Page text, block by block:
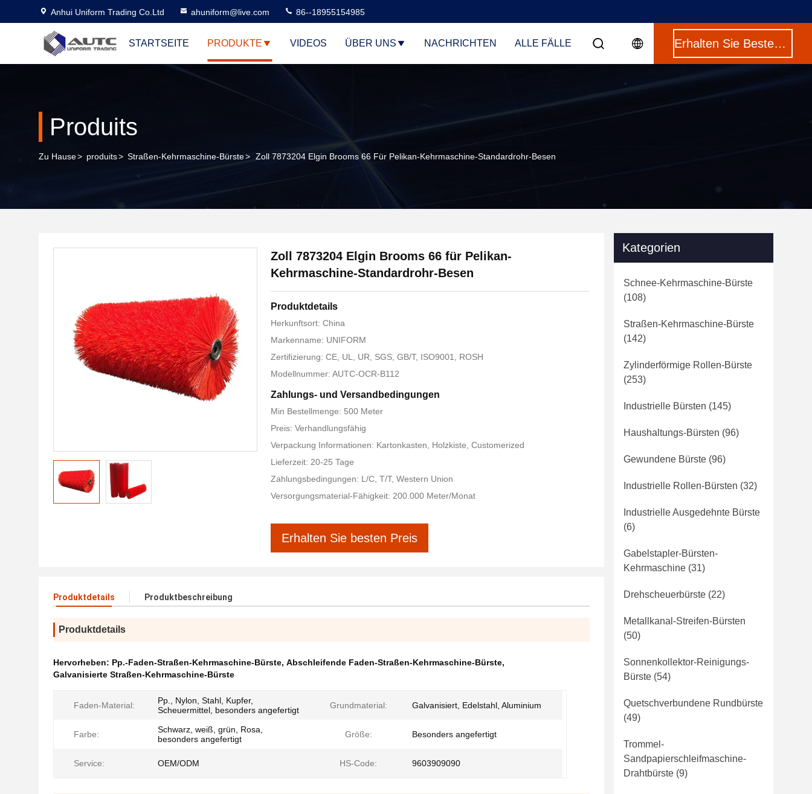
Anhui Uniform Trading Co.Ltd ahuniform@live.com 86--18955154985
STARTSEITE PRODUKTE VIDEOS ÜBER UNS NACHRICHTEN ALLE FÄLLE Erhalten Sie Besten Preis
Produits
Zu Hause> produits> Straßen-Kehrmaschine-Bürste> Zoll 7873204 Elgin Brooms 66 Für Pelikan-Kehrmaschine-Standardrohr-Besen
Zoll 7873204 Elgin Brooms 66 für Pelikan-
Kehrmaschine-Standardrohr-Besen
Produktdetails
Herkunftsort: China
Markenname: UNIFORM
Zertifizierung: CE, UL, UR, SGS, GB/T, ISO9001, ROSH
Modellnummer: AUTC-OCR-B112
Zahlungs- und Versandbedingungen
Min Bestellmenge: 500 Meter
Preis: Verhandlungsfähig
Verpackung Informationen: Kartonkasten, Holzkiste, Customerized
Lieferzeit: 20-25 Tage
Zahlungsbedingungen: L/C, T/T, Western Union
Versorgungsmaterial-Fähigkeit: 200.000 Meter/Monat
Erhalten Sie besten Preis
Produktdetails Produktbeschreibung
Produktdetails
Hervorheben: Pp.-Faden-Straßen-Kehrmaschine-Bürste, Abschleifende Faden-Straßen-Kehrmaschine-Bürste,
Galvanisierte Straßen-Kehrmaschine-Bürste
Faden-Material:
Pp., Nylon, Stahl, Kupfer,
Scheuermittel, besonders angefertigt
Grundmaterial: Galvanisiert, Edelstahl, Aluminium
Farbe:
Schwarz, weiß, grün, Rosa,
besonders angefertigt
Größe: Besonders angefertigt
Service: OEM/ODM HS-Code: 9603909090
Kategorien
Schnee-Kehrmaschine-Bürste
(108)
Straßen-Kehrmaschine-Bürste
(142)
Zylinderförmige Rollen-Bürste
(253)
Industrielle Bürsten (145)
Haushaltungs-Bürsten (96)
Gewundene Bürste (96)
Industrielle Rollen-Bürsten (32)
Industrielle Ausgedehnte Bürste
(6)
Gabelstapler-Bürsten-
Kehrmaschine (31)
Drehscheuerbürste (22)
Metallkanal-Streifen-Bürsten
(50)
Sonnenkollektor-Reinigungs-
Bürste (54)
Quetschverbundene Rundbürste
(49)
Trommel-
Sandpapierschleifmaschine-
Drahtbürste (9)